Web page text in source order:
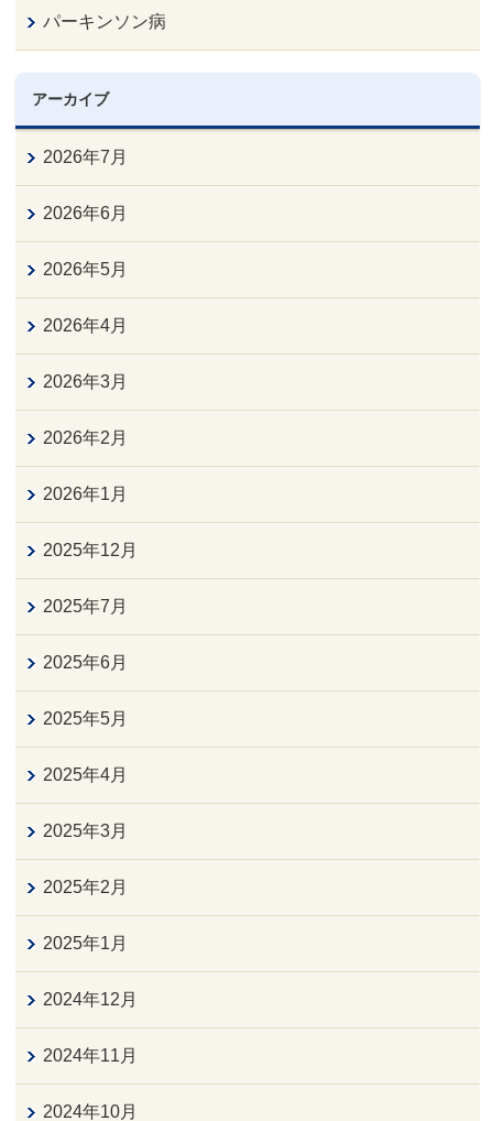
パーキンソン病
アーカイブ
2026年7月
2026年6月
2026年5月
2026年4月
2026年3月
2026年2月
2026年1月
2025年12月
2025年7月
2025年6月
2025年5月
2025年4月
2025年3月
2025年2月
2025年1月
2024年12月
2024年11月
2024年10月